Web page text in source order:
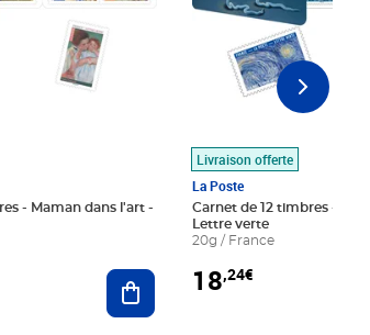
- Maman dans l'art -
Ajouter au panier
Livraison offerte
La Poste
Carnet de 12 timbres - Le
Lettre verte
20g / France
18,24€